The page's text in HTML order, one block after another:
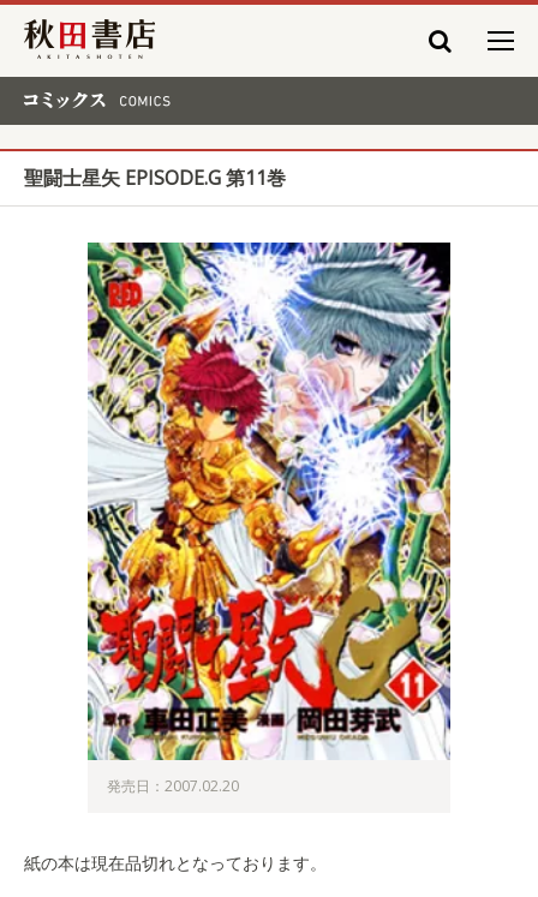
秋田書店
聖闘士星矢 EPISODE.G 第11巻
発売日：2007.02.20
紙の本は現在品切れとなっております。